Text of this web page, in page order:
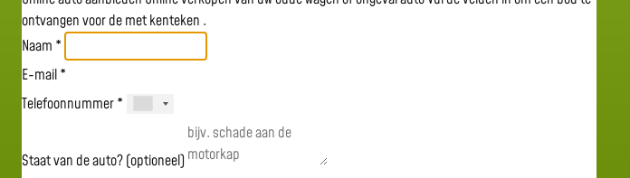
ontvangen voor demet kenteken .
Naam *
E-mail *
Telefoonnummer *
Staat van de auto? (optioneel)